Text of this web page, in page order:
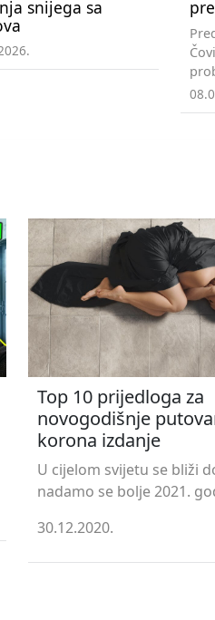
snijega sa
Top 10 prijedloga za
novogodišnje
korona izdanje
U cijelom svijetu se bliži
nadamo se bolje 2021.
30.12.2020.